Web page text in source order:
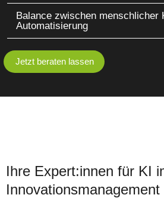
Balance zwischen menschlicher
Automatisierung
Jetzt beraten lassen
Ihre Expert:innen für KI
Innovationsmanagement